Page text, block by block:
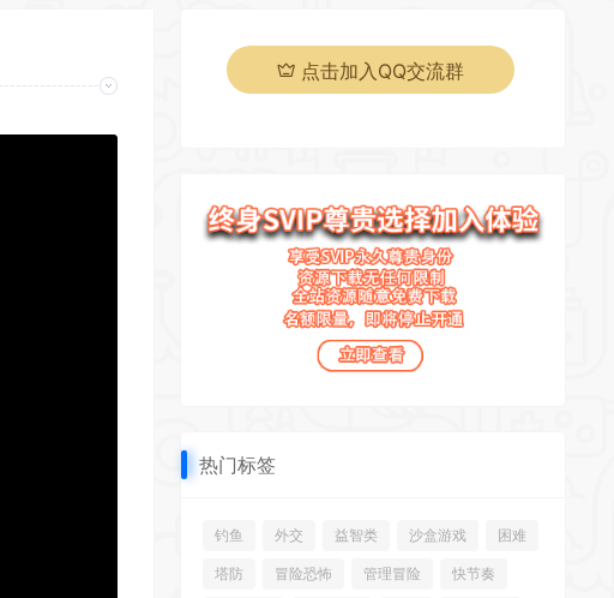
点击加入QQ交流群
热门标签
钓鱼 外交 益智类 沙盒游戏 困难
塔防 冒险恐怖 管理冒险 快节奏